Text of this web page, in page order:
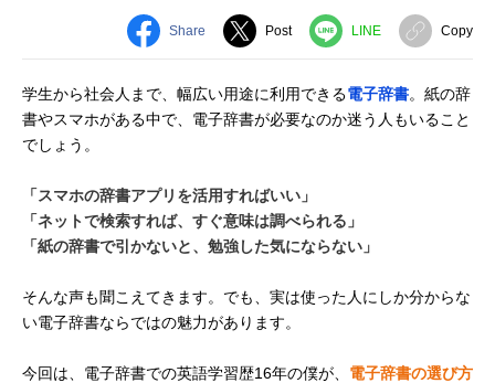
Share Post LINE Copy
学生から社会人まで、幅広い用途に利用できる電子辞書。紙の辞
書やスマホがある中で、電子辞書が必要なのか迷う人もいること
でしょう。
「スマホの辞書アプリを活用すればいい」
「ネットで検索すれば、すぐ意味は調べられる」
「紙の辞書で引かないと、勉強した気にならない」
そんな声も聞こえてきます。でも、実は使った人にしか分からな
い電子辞書ならではの魅力があります。
今回は、電子辞書での英語学習歴16年の僕が、 電子辞書の選び方